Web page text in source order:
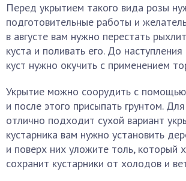
Перед укрытием такого вида розы
подготовительные работы и
в августе вам нужно перестать
куста и поливать его. До
куст нужно окучить с применением
Укрытие можно соорудить с помощью
и после этого присыпать грунтом.
отлично подходит сухой вариант
кустарника вам нужно установить
и поверх них уложите толь, который
сохранит кустарники от холодов и